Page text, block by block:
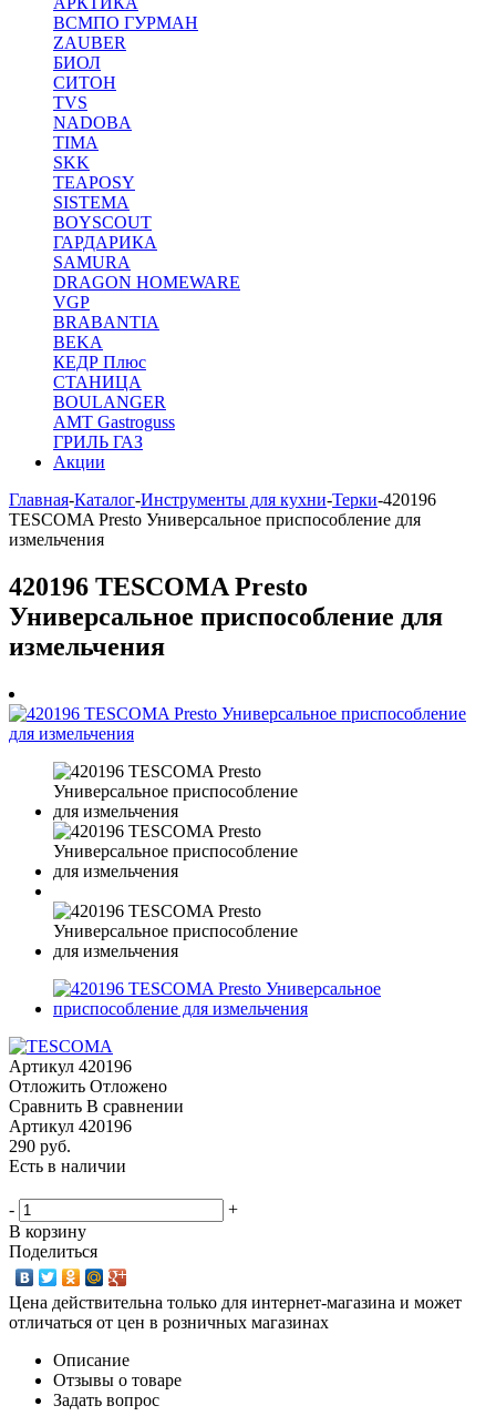
ВСМПО ГУРМАН
ZAUBER
БИОЛ
СИТОН
TVS
NADOBA
TIMA
SKK
TEAPOSY
SISTEMA
BOYSCOUT
ГАРДАРИКА
SAMURA
DRAGON HOMEWARE
VGP
BRABANTIA
BEKA
КЕДР Плюс
СТАНИЦА
BOULANGER
AMT Gastroguss
ГРИЛЬ ГАЗ
Акции
Главная-Каталог-Инструменты для кухни-Терки-420196
TESCOMA Presto Универсальное приспособление для
измельчения
420196 TESCOMA Presto
Универсальное приспособление для
измельчения
Артикул 420196
Отложить Отложено
Сравнить В сравнении
Артикул 420196
290 руб.
Есть в наличии
-
+
В корзину
Поделиться
Цена действительна только для интернет-магазина и может
отличаться от цен в розничных магазинах
Описание
Отзывы о товаре
Задать вопрос